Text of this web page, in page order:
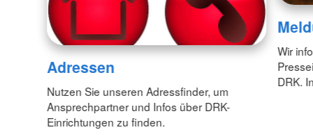
Adressen
Nutzen Sie unseren Adressfinder, um
Ansprechpartner und Infos über DRK-
Einrichtungen zu finden.
Wir
DRK.